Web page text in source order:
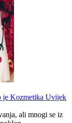
je Kozmetika Uvijek
ali mnogi se iz